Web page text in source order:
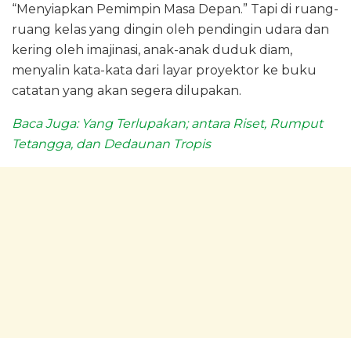
“Menyiapkan Pemimpin Masa Depan.” Tapi di ruang-
ruang kelas yang dingin oleh pendingin udara dan
kering oleh imajinasi, anak-anak duduk diam,
menyalin kata-kata dari layar proyektor ke buku
catatan yang akan segera dilupakan.
Baca Juga: Yang Terlupakan; antara Riset, Rumput
Tetangga, dan Dedaunan Tropis